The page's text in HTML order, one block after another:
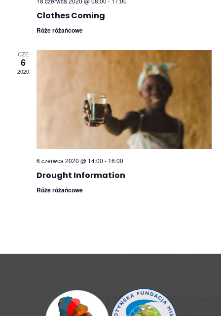
Clothes Coming
Róże różańcowe
CZE
6
2020
6 czerwca 2020 @ 14:00 - 16:00
Drought Information
Róże różańcowe